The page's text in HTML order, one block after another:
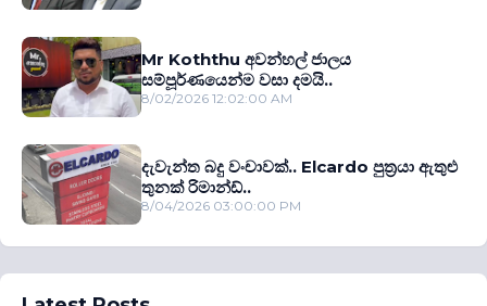
Mr Koththu අවන්හල් ජාලය
සම්පූර්ණයෙන්ම වසා දමයි..
8/02/2026 12:02:00 AM
දැවැන්ත බදු වංචාවක්.. Elcardo පුත‍්‍රයා ඇතුළු
තුනක් රිමාන්ඩ්..
8/04/2026 03:00:00 PM